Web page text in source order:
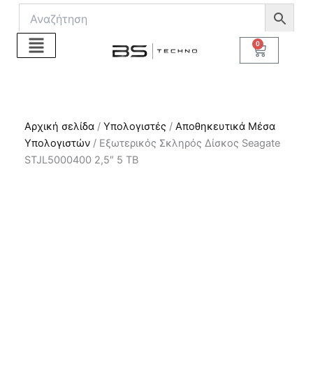
Μετάβαση
περιεχόμενο
0
Cart
Αρχική σελίδα / Υπολογιστές / Αποθηκευτικά Μέσα
Υπολογιστών / Εξωτερικός Σκληρός Δίσκος Seagate
STJL5000400 2,5″ 5 TB